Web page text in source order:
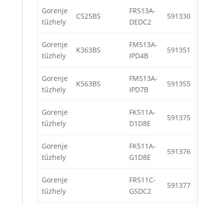
Gorenje
tűzhely
C525BS
FR513A-
DEDC2
591330
Gorenje
tűzhely
K363BS
FM513A-
IPD4B
591351
Gorenje
tűzhely
K563BS
FM513A-
IPD7B
591355
Gorenje
tűzhely
FK511A-
D1D8E
591375
Gorenje
tűzhely
FK511A-
G1D8E
591376
Gorenje
tűzhely
FR511C-
GSDC2
591377